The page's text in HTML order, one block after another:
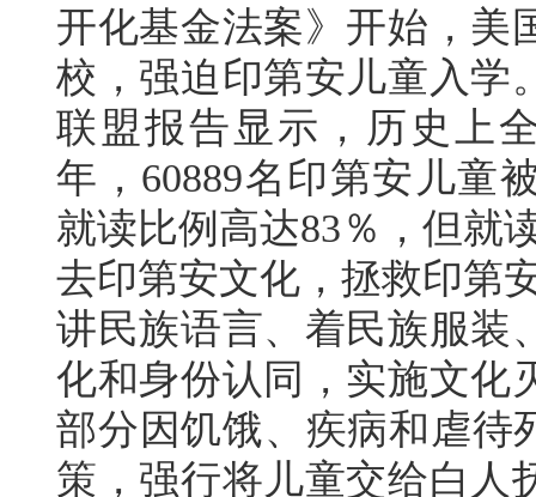
开化基金法案》开始，美
校，强迫印第安儿童入学
联盟报告显示，历史上
年，60889名印第安儿童
就读比例高达83％，但就
去印第安文化，拯救印第
讲民族语言、着民族服装
化和身份认同，实施文化
部分因饥饿、疾病和虐待
策，强行将儿童交给白人